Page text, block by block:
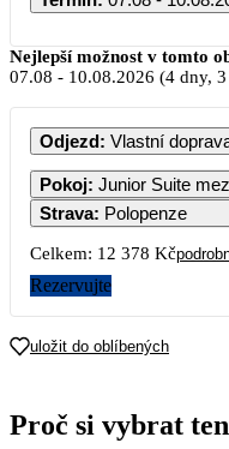
Nejlepší možnost v tomto
07.08 - 10.08.2026 (4 dny,
Odjezd: Vlastní
Pokoj: Junior Suite
Strava: Polopenze
Celkem: 12 378 Kč
Rezervujte
uložit do oblíbených
Proč si vybrat